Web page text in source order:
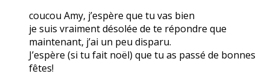
coucou Amy, j’espère que tu vas bien
je suis vraiment désolée de te répondre que
maintenant, j’ai un peu disparu.
J’espère (si tu fait noël) que tu as passé de bonnes
fêtes!